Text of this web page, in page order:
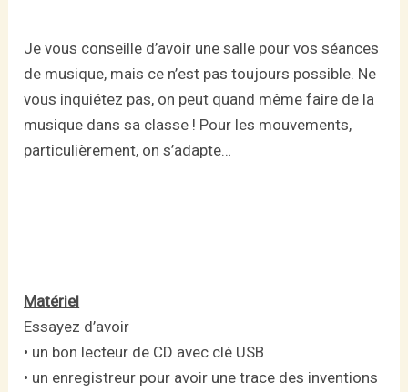
Je vous conseille d’avoir une salle pour vos séances
de musique, mais ce n’est pas toujours possible. Ne
vous inquiétez pas, on peut quand même faire de la
musique dans sa classe ! Pour les mouvements,
particulièrement, on s’adapte…
Matériel
Essayez d’avoir
• un bon lecteur de CD avec clé USB
• un enregistreur pour avoir une trace des inventions